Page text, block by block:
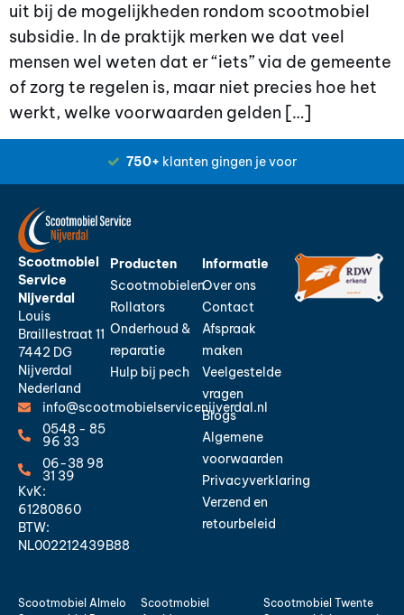
uit bij de mogelijkheden rondom scootmobiel
subsidie. In de praktijk merken we dat veel
mensen wel weten dat er “iets” via de gemeente
of zorg te regelen is, maar niet precies hoe het
werkt, welke voorwaarden gelden […]
750+ klanten gingen je voor
Scootmobiel
Service
Nijverdal
Louis
Braillestraat 11
7442 DG
Nijverdal
Nederland
info@scootmobielservicenijverdal.nl
0548 - 85
96 33
06-38 98
31 39
KvK:
61280860
BTW:
NL002212439B88
Producten
Scootmobielen
Rollators
Onderhoud &
reparatie
Hulp bij pech
Informatie
Over ons
Contact
Afspraak
maken
Veelgestelde
vragen
Blogs
Algemene
voorwaarden
Privacyverklaring
Verzend en
retourbeleid
Scootmobiel Almelo
Scootmobiel
Scootmobiel Twente